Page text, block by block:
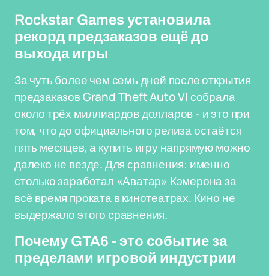
Rockstar Games установила
рекорд предзаказов ещё до
выхода игры
За чуть более чем семь дней после открытия
предзаказов Grand Theft Auto VI собрала
около трёх миллиардов долларов - и это при
том, что до официального релиза остаётся
пять месяцев, а купить игру напрямую можно
далеко не везде. Для сравнения: именно
столько заработал «Аватар» Кэмерона за
всё время проката в кинотеатрах. Кино не
выдержало этого сравнения.
Почему GTA6 - это событие за
пределами игровой индустрии